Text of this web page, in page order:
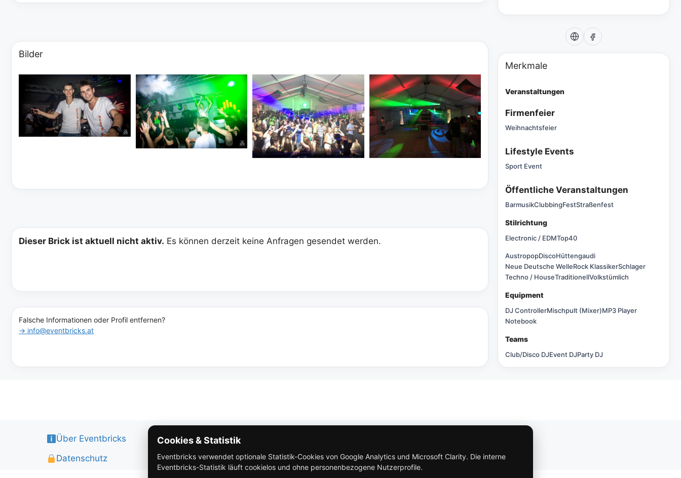
Bilder
Dieser Brick ist aktuell nicht aktiv. Es können derzeit keine Anfragen gesendet werden.
Falsche Informationen oder Profil entfernen?
→ info@eventbricks.at
Merkmale
Veranstaltungen
Firmenfeier
Weihnachtsfeier
Lifestyle Events
Sport Event
Öffentliche Veranstaltungen
BarmusikClubbingFestStraßenfest
Stilrichtung
Electronic / EDMTop40
AustropopDiscoHüttengaudi
Neue Deutsche WelleRock KlassikerSchlager
Techno / HouseTraditionellVolkstümlich
Equipment
DJ ControllerMischpult (Mixer)MP3 Player
Notebook
Teams
Club/Disco DJEvent DJParty DJ
Über Eventbricks
Datenschutz
AGB
Cookies & Statistik
Eventbricks verwendet optionale Statistik-Cookies von Google Analytics und Microsoft Clarity. Die interne
Eventbricks-Statistik läuft cookielos und ohne personenbezogene Nutzerprofile.